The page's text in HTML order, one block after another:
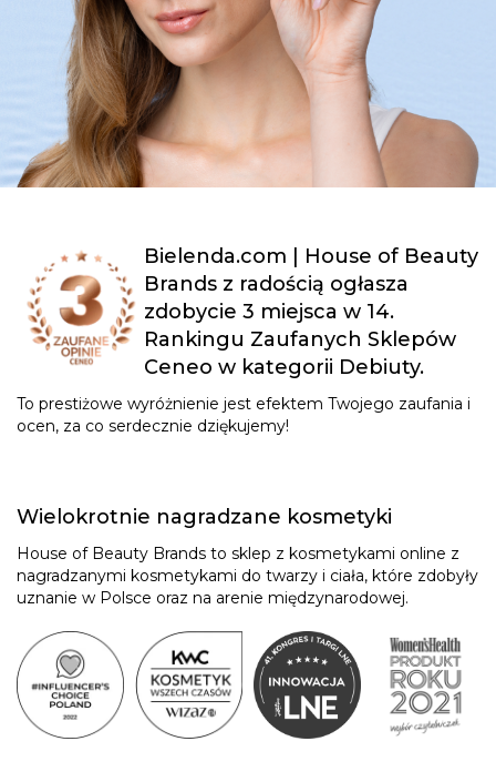
Bielenda.com | House of Beauty
Brands z radością ogłasza
zdobycie 3 miejsca w 14.
Rankingu Zaufanych Sklepów
Ceneo w kategorii Debiuty.
To prestiżowe wyróżnienie jest efektem Twojego zaufania i
ocen, za co serdecznie dziękujemy!
Wielokrotnie nagradzane kosmetyki
House of Beauty Brands to sklep z kosmetykami online z
nagradzanymi kosmetykami do twarzy i ciała, które zdobyły
uznanie w Polsce oraz na arenie międzynarodowej.